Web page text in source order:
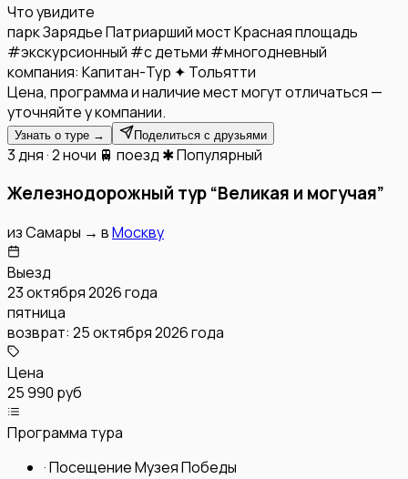
Что увидите
парк ЗарядьеПатриарший мостКрасная площадь
#экскурсионный #с детьми #многодневный
компания: Капитан-Тур ✦ Тольятти
Цена, программа и наличие мест могут отличаться —
уточняйте у компании.
Узнать о туре → Поделиться с друзьями
3 дня · 2 ночи 🚆 поезд ✱ Популярный
Железнодорожный тур “Великая и могучая”
изСамары → вМоскву
Выезд
23 октября 2026 года
пятница
возврат: 25 октября 2026 года
Цена
25 990 руб
Программа тура
·Посещение Музея Победы